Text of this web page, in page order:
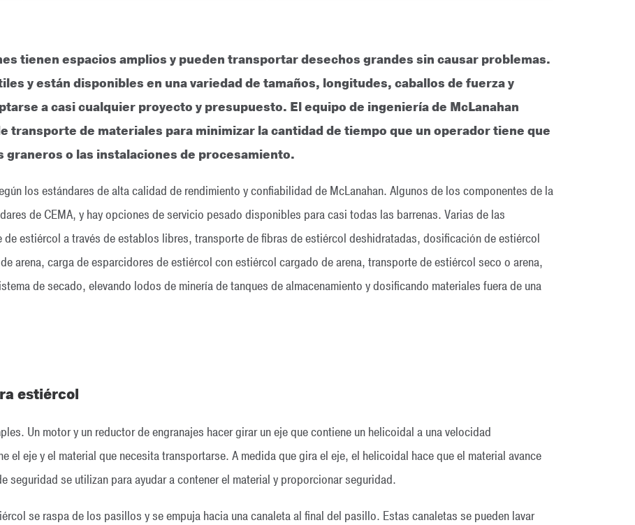
tienen espacios amplios y pueden transportar desechos grandes sin causar problemas.
y están disponibles en una variedad de tamaños, longitudes, caballos de fuerza y
a casi cualquier proyecto y presupuesto. El equipo de ingeniería de McLanahan
transporte de materiales para minimizar la cantidad de tiempo que un operador tiene que
graneros o las instalaciones de procesamiento.
los estándares de alta calidad de rendimiento y confiabilidad de McLanahan. Algunos de los componentes de la
de CEMA, y hay opciones de servicio pesado disponibles para casi todas las barrenas. Varias de las
estiércol a través de establos libres, transporte de fibras de estiércol deshidratadas, dosificación de estiércol
arena, carga de esparcidores de estiércol con estiércol cargado de arena, transporte de estiércol seco o arena,
de secado, elevando lodos de minería de tanques de almacenamiento y dosificando materiales fuera de una
estiércol
Un motor y un reductor de engranajes hacer girar un eje que contiene un helicoidal a una velocidad
el eje y el material que necesita transportarse. A medida que gira el eje, el helicoidal hace que el material avance
seguridad se utilizan para ayudar a contener el material y proporcionar seguridad.
se raspa de los pasillos y se empuja hacia una canaleta al final del pasillo. Estas canaletas se pueden lavar